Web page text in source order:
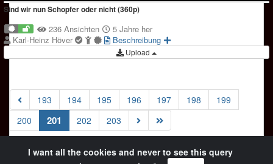
Sind wir nun Schopfer oder nicht (360p)
236 Ansichten
5 Jahre her
Karl-Heinz Höver
Beschreibung
Upload
193 194 195 196 197 198
199
200
201 (current)
202 203
I want all the cookies and never to see this query